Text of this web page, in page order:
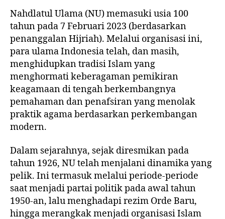
Nahdlatul Ulama (NU) memasuki usia 100
tahun pada 7 Februari 2023 (berdasarkan
penanggalan Hijriah). Melalui organisasi ini,
para ulama Indonesia telah, dan masih,
menghidupkan tradisi Islam yang
menghormati keberagaman pemikiran
keagamaan di tengah berkembangnya
pemahaman dan penafsiran yang menolak
praktik agama berdasarkan perkembangan
modern.
Dalam sejarahnya, sejak diresmikan pada
tahun 1926, NU telah menjalani dinamika yang
pelik. Ini termasuk melalui periode-periode
saat menjadi partai politik pada awal tahun
1950-an, lalu menghadapi rezim Orde Baru,
hingga merangkak menjadi organisasi Islam